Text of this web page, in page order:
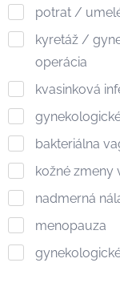
potrat /
kyretáž /
operácia
kvasinková
bakteriálna
kožné zmeny
nadmerná
menopauza